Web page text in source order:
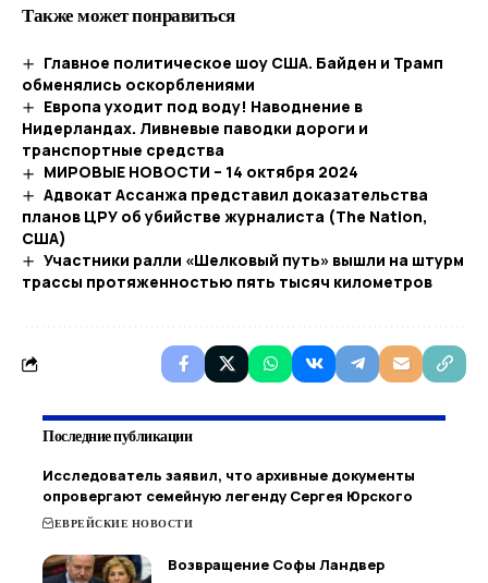
Также может понравиться
Главное политическое шоу США. Байден и Трамп
обменялись оскорблениями
Европа уходит под воду! Наводнение в
Нидерландах. Ливневые паводки дороги и
транспортные средства
МИРОВЫЕ НОВОСТИ – 14 октября 2024
Адвокат Ассанжа представил доказательства
планов ЦРУ об убийстве журналиста (The Nation,
США)
Участники ралли «Шелковый путь» вышли на штурм
трассы протяженностью пять тысяч километров
Последние публикации
Исследователь заявил, что архивные документы
опровергают семейную легенду Сергея Юрского
ЕВРЕЙСКИЕ НОВОСТИ
Возвращение Софы Ландвер